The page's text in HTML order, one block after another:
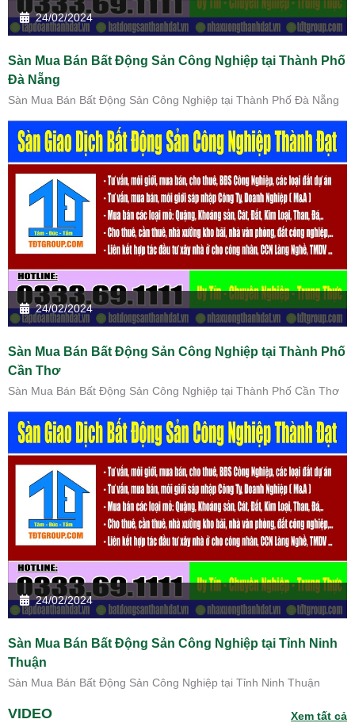
24/02/2024
Sàn Mua Bán Bất Động Sản Công Nghiệp tại Thành Phố
Đà Nẵng
Sàn Mua Bán Bất Động Sản Công Nghiệp tại Thành Phố Đà Nẵng
24/02/2024
Sàn Mua Bán Bất Động Sản Công Nghiệp tại Thành Phố
Cần Thơ
Sàn Mua Bán Bất Động Sản Công Nghiệp tại Thành Phố Cần Thơ
24/02/2024
Sàn Mua Bán Bất Động Sản Công Nghiệp tại Tỉnh Ninh
Thuận
Sàn Mua Bán Bất Động Sản Công Nghiệp tại Tỉnh Ninh Thuận
VIDEO Xem tất cả